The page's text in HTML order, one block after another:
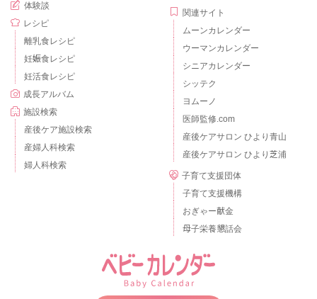
体験談
レシピ
離乳食レシピ
妊娠食レシピ
妊活食レシピ
成長アルバム
施設検索
産後ケア施設検索
産婦人科検索
婦人科検索
関連サイト
ムーンカレンダー
ウーマンカレンダー
シニアカレンダー
シッテク
ヨムーノ
医師監修.com
産後ケアサロン ひより青山
産後ケアサロン ひより芝浦
子育て支援団体
子育て支援機構
おぎゃー献金
母子栄養懇話会